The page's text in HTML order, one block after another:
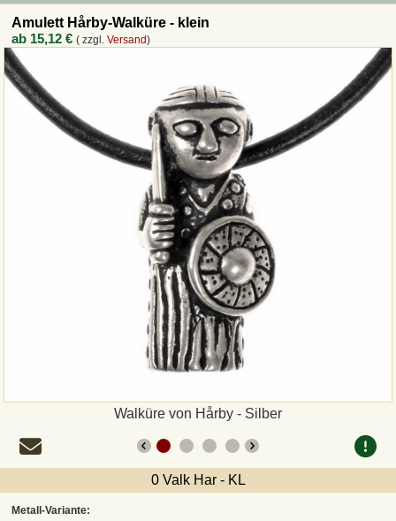
Amulett Hårby-Walküre - klein
ab 15,12 € ( zzgl.Versand)
Walküre von Hårby - Silber
0 Valk Har - KL
Metall-Variante:
Widerrufsfunktion
Wie bestellen?
Rückruf-Service
Zahlungsweisen
UPS
DHL Paket